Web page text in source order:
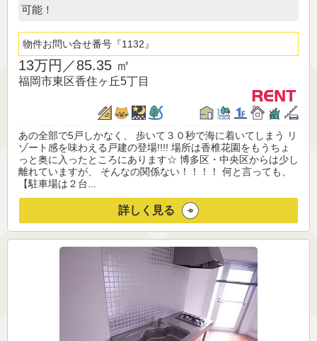
可能！
物件お問い合せ番号 1132
13万円／85.35 ㎡
福岡市東区香住ヶ丘5丁目
あの全部で5戸しかなく、 歩いて３０秒で海に着いてしまう リ
ゾート感を味わえる戸建の登場!!!! 場所は香椎花園をもうちょ
っと奥に入ったところにあります☆ 博多区・中央区からは少し
離れていますが、 そんなの関係ない！！！！ 何と言っても、
【駐車場は２台...
詳しく見る